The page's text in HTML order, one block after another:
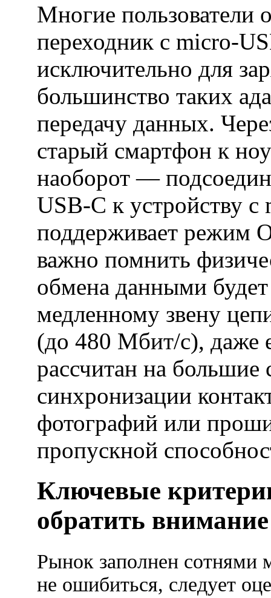
Многие пользователи
переходник с micro-
исключительно для
большинство таких
передачу данных.
старый смартфон к
наоборот —
USB-C к устройству
поддерживает режим
важно помнить
обмена данными будет
медленному звену
(до 480 Мбит/с), даже
рассчитан на большие
синхронизации
фотографий или
пропускной
Ключевые
обратить
Рынок заполнен сотнями
не ошибиться, следует